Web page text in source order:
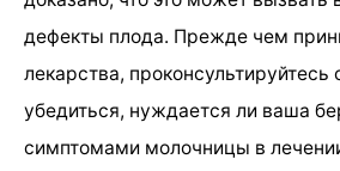
дефекты плода. Прежде чем
лекарства,
убедиться, нуждается ли ваша
симптомами молочницы в